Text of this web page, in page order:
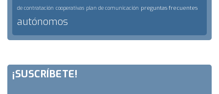
de contratación cooperativas plan de comunicación preguntas frecuentes
autónomos
¡SUSCRÍBETE!